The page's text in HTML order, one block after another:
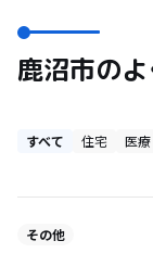
鹿沼市の
すべて 住宅 医療
その他